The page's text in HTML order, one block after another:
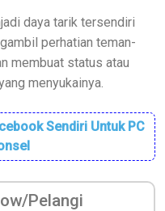
daya tarik tersendiri
perhatian teman-
membuat status atau
menyukainya.
Sendiri Untuk PC
Pelangi